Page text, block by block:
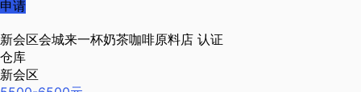
申请
新会区会城来一杯奶茶咖啡原料店 认证
仓库
新会区